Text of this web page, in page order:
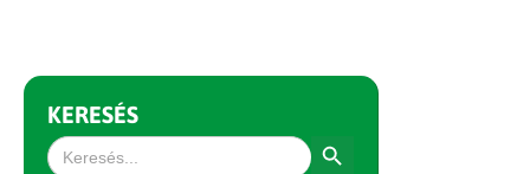
KERESÉS
Search
for: